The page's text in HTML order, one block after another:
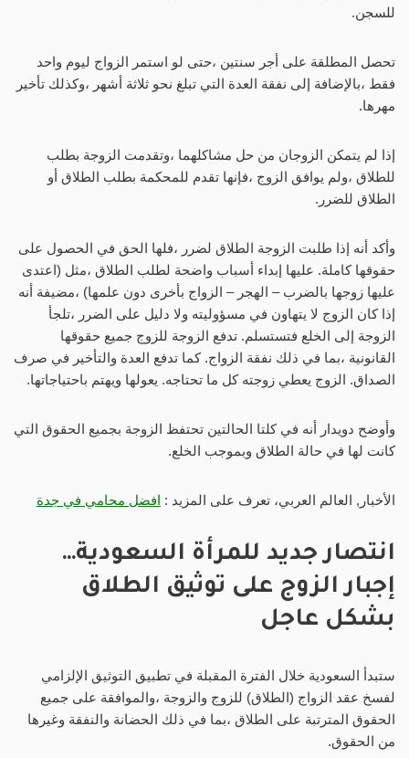
للسجن.
تحصل المطلقة على أجر سنتين ،حتى لو استمر الزواج ليوم واحد
فقط ،بالإضافة إلى نفقة العدة التي تبلغ نحو ثلاثة أشهر ،وكذلك تأخير
مهرها.
إذا لم يتمكن الزوجان من حل مشاكلهما ،وتقدمت الزوجة بطلب
للطلاق ،ولم يوافق الزوج ،فإنها تقدم للمحكمة بطلب الطلاق أو
الطلاق للضرر.
وأكد أنه إذا طلبت الزوجة الطلاق لضرر ،فلها الحق في الحصول على
حقوقها كاملة. عليها إبداء أسباب واضحة لطلب الطلاق ،مثل (اعتدى
عليها زوجها بالضرب – الهجر – الزواج بأخرى دون علمها) ،مضيفة أنه
إذا كان الزوج لا يتهاون في مسؤوليته ولا دليل على الضرر ،تلجأ
الزوجة إلى الخلع فتستسلم. تدفع الزوجة للزوج جميع حقوقها
القانونية ،بما في ذلك نفقة الزواج. كما تدفع العدة والتأخير في صرف
الصداق. الزوج يعطي زوجته كل ما تحتاجه. يعولها ويهتم باحتياجاتها.
وأوضح دويدار أنه في كلتا الحالتين تحتفظ الزوجة بجميع الحقوق التي
كانت لها في حالة الطلاق وبموجب الخلع.
الأخبار, العالم العربي، تعرف على المزيد : افضل محامي في جدة
انتصار جديد للمرأة السعودية…
إجبار الزوج على توثيق الطلاق
بشكل عاجل
ستبدأ السعودية خلال الفترة المقبلة في تطبيق التوثيق الإلزامي
لفسخ عقد الزواج (الطلاق) للزوج والزوجة ،والموافقة على جميع
الحقوق المترتبة على الطلاق ،بما في ذلك الحضانة والنفقة وغيرها
من الحقوق.